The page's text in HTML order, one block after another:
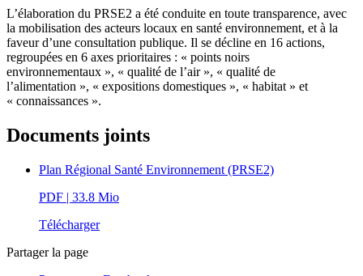
L‌’élaboration du PRSE2 a été conduite en toute transparence, avec
la mobilisation des acteurs locaux en santé environnement, et à la
faveur d‌’une consultation publique. Il se décline en 16 actions,
regroupées en 6 axes prioritaires : « points noirs
environnementaux », « qualité de l‌’air », « qualité de
l‌’alimentation », « expositions domestiques », « habitat » et
« connaissances ».
Documents joints
Plan Régional Santé Environnement (PRSE2)
PDF | 33.8 Mio
Télécharger
Partager la page